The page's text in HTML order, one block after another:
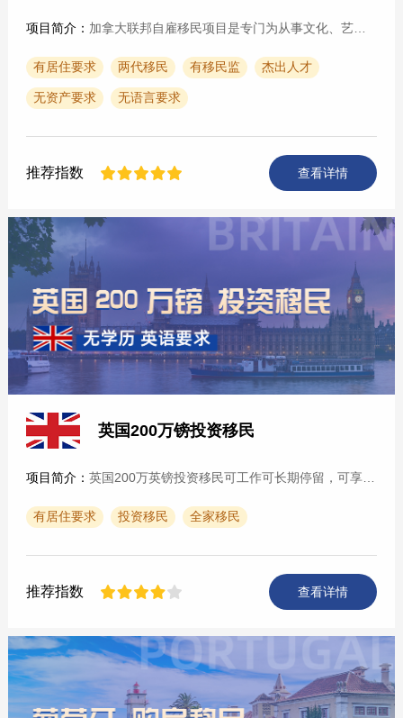
项目简介： 加拿大联邦自雇移民项目是专门为从事文化、艺术、体育、娱乐的自雇人士而设立。该项目是加拿大政府的特殊人才引进计划，和美国杰出人才引进计划相似，目前此项目只涉及文化···
有居住要求 两代移民 有移民监 杰出人才
无资产要求 无语言要求
推荐指数 查看详情
英国200万镑投资移民
项目简介： 英国200万英镑投资移民可工作可长期停留，可享受免费公立教育和医疗。申请人可以选择投资200万英镑，5年后申请转永居；或者500万英镑3年转永居；或者1000万英镑2年转永居。···
有居住要求 投资移民 全家移民
推荐指数 查看详情